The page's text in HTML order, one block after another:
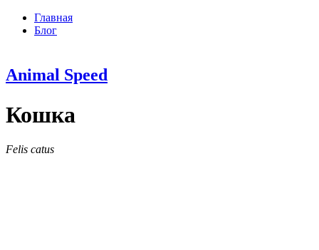
Главная
Блог
Animal Speed
Кошка
Felis catus